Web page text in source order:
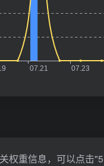
权重信息，可以点击"